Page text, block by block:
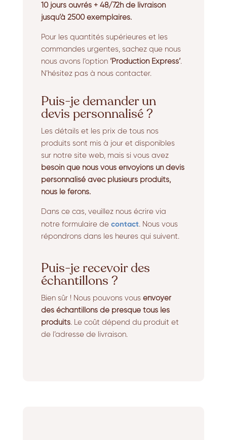
10 jours ouvrés + 48/72h de livraison
jusqu’à 2500 exemplaires.
Pour les quantités supérieures et les
commandes urgentes, sachez que nous
nous avons l’option ‘Production Express’.
N’hésitez pas à nous contacter.
Puis-je demander un
devis personnalisé ?
Les détails et les prix de tous nos
produits sont mis à jour et disponibles
sur notre site web, mais si vous avez
besoin que nous vous envoyions un devis
personnalisé avec plusieurs produits,
nous le ferons.
Dans ce cas, veuillez nous écrire via
notre formulaire de contact. Nous vous
répondrons dans les heures qui suivent.
Puis-je recevoir des
échantillons ?
Bien sûr ! Nous pouvons vous envoyer
des échantillons de presque tous les
produits. Le coût dépend du produit et
de l’adresse de livraison.